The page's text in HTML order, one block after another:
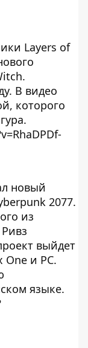
Layers of
В видео
которого
новый
2077.
из
выйдет
One и PC.
языке.